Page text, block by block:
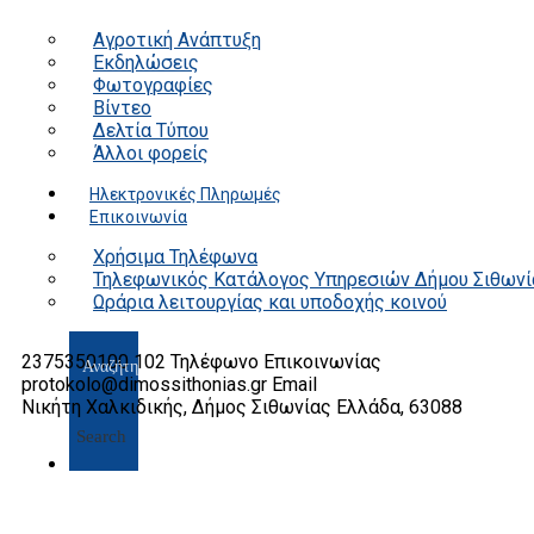
Αγροτική Ανάπτυξη
Εκδηλώσεις
Φωτογραφίες
Βίντεο
Δελτία Τύπου
Άλλοι φορείς
Ηλεκτρονικές Πληρωμές
Επικοινωνία
Χρήσιμα Τηλέφωνα
Τηλεφωνικός Κατάλογος Υπηρεσιών Δήμου
Ωράρια λειτουργίας και υποδοχής κοινού
Search
2375350100 102 Τηλέφωνο Επικοινωνίας
protokolo@dimossithonias.gr Email
Νικήτη Χαλκιδικής, Δήμος Σιθωνίας Ελλάδα, 63088